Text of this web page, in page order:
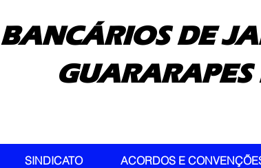
BANCÁRIOS DE
SINDICATO ACORDOS E